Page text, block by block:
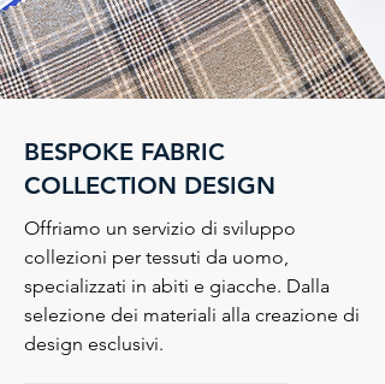
BESPOKE FABRIC
COLLECTION DESIGN
Offriamo un servizio di sviluppo
collezioni per tessuti da uomo,
specializzati in abiti e giacche. Dalla
selezione dei materiali alla creazione di
design esclusivi.